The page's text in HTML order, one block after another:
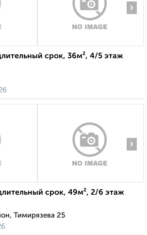
›
срок, 36м², 4/5 этаж
›
срок, 49м², 2/6 этаж
Тимирязева 25